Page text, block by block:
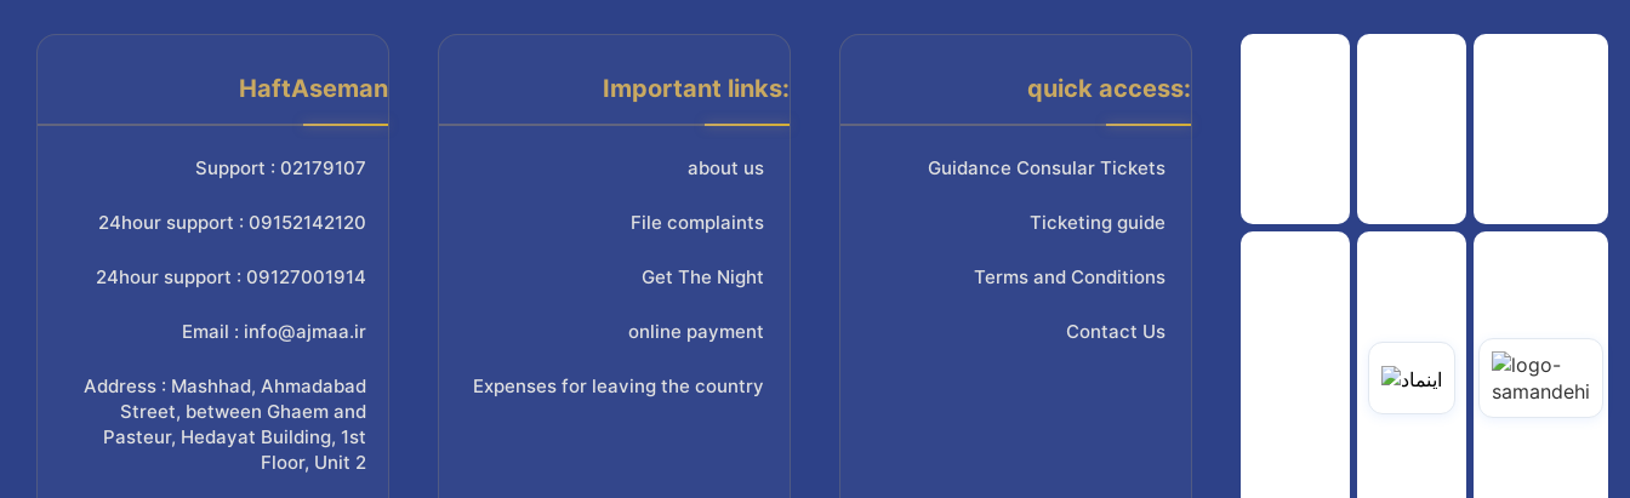
HaftAseman
Support : 02179107
24hour support : 09152142120
24hour support : 09127001914
Email : info@ajmaa.ir
Address : Mashhad, Ahmadabad
Street, between Ghaem and
Pasteur, Hedayat Building, 1st
Floor, Unit 2
Important links:
about us
File complaints
Get The Night
online payment
Expenses for leaving the country
quick access:
Guidance Consular Tickets
Ticketing guide
Terms and Conditions
Contact Us